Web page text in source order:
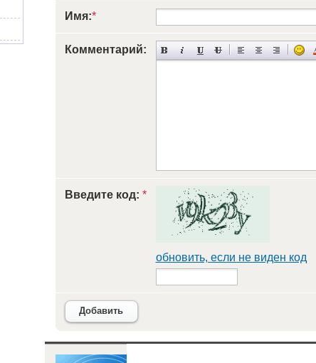
Имя:*
Комментарий:
Введите код: *
обновить, если не виден код
Добавить
<